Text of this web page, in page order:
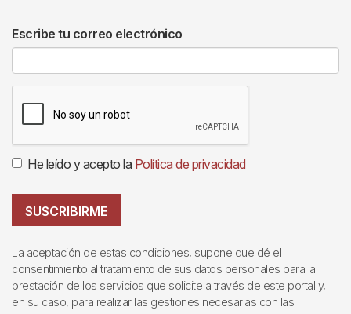
Escribe tu correo electrónico
He leído y acepto la Política de privacidad
SUSCRIBIRME
La aceptación de estas condiciones, supone que dé el
consentimiento al tratamiento de sus datos personales para la
prestación de los servicios que solicite a través de este portal y,
en su caso, para realizar las gestiones necesarias con las